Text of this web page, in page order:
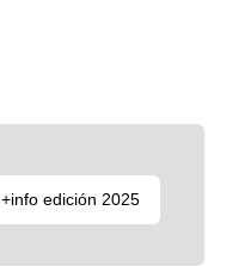
+info edición 2025